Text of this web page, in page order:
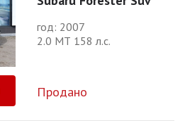
год: 2007
2.0 МТ 158 л.с.
Продано